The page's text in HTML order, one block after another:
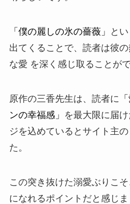
「僕の麗しの氷の薔薇」
と
出てくることで、読者は彼
な愛 を深く感じ取ることがで
原作の三香先生は、読者に
ンの幸福感」 を最大限に届
ジを込めているとサイト主
た。
この突き抜けた溺愛ぶり こ
になれるポイントだと感じま